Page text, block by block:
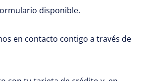
disponible.
en contacto contigo a través de